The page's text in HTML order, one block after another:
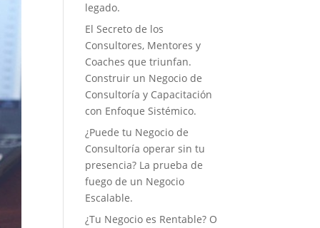
legado.
El Secreto de los
Consultores, Mentores y
Coaches que triunfan.
Construir un Negocio de
Consultoría y Capacitación
con Enfoque Sistémico.
¿Puede tu Negocio de
Consultoría operar sin tu
presencia? La prueba de
fuego de un Negocio
Escalable.
¿Tu Negocio es Rentable? O